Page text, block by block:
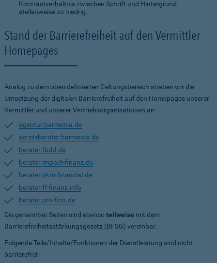
Kontrastverhältnis zwischen Schrift und Hintergrund
stellenweise zu niedrig.
Stand der Barrierefreiheit auf den Vermittler-
Homepages
Analog zu dem oben definierten Geltungsbereich streben wir die
Umsetzung der digitalen Barrierefreiheit auf den Homepages unserer
Vermittler und unserer Vertriebsorganisationen an:
agentur.barmenia.de
aerzteberater.barmenia.de
berater.fbdd.de
berater.impact-finanz.de
berater.pkm-financial.de
berater.ff-finanz.info
berater.pro-fina.de
Die genannten Seiten sind ebensoteilweise mit dem
Barrierefreiheitsstärkungsgesetz (BFSG) vereinbar.
Folgende Teile/Inhalte/Funktionen der Dienstleistung sind nicht
barrierefrei: